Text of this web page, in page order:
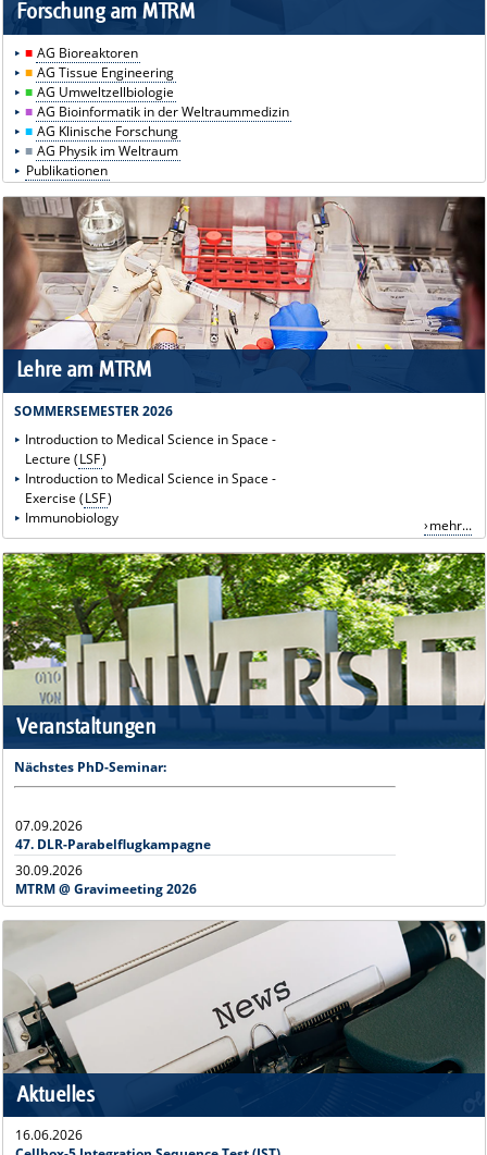
Forschung am MTRM
■ AG Bioreaktoren
■ AG Tissue Engineering
■ AG Umweltzellbiologie
■ AG Bioinformatik in der Weltraummedizin
■ AG Klinische Forschung
■ AG Physik im Weltraum
Publikationen
Lehre am MTRM
SOMMERSEMESTER 2026
Introduction to Medical Science in Space -
Lecture (LSF)
Introduction to Medical Science in Space -
Exercise (LSF)
Immunobiology
mehr...
Veranstaltungen
Nächstes PhD-Seminar:
07.09.2026
47. DLR-Parabelflugkampagne
30.09.2026
MTRM @ Gravimeeting 2026
Aktuelles
16.06.2026